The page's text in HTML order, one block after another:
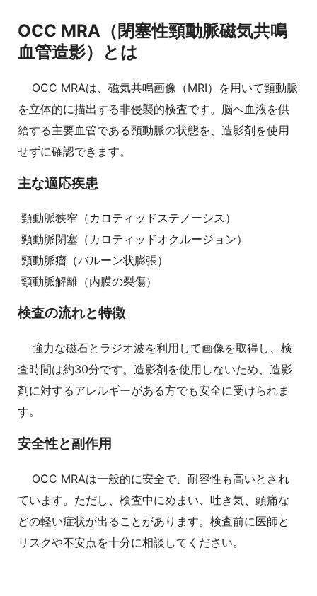
OCC MRA（閉塞性頸動脈磁気共鳴
血管造影）とは
OCC MRAは、磁気共鳴画像（MRI）を用いて頸動脈
を立体的に描出する非侵襲的検査です。脳へ血液を供
給する主要血管である頸動脈の状態を、造影剤を使用
せずに確認できます。
主な適応疾患
頸動脈狭窄（カロティッドステノーシス）
頸動脈閉塞（カロティッドオクルージョン）
頸動脈瘤（バルーン状膨張）
頸動脈解離（内膜の裂傷）
検査の流れと特徴
強力な磁石とラジオ波を利用して画像を取得し、検
査時間は約30分です。造影剤を使用しないため、造影
剤に対するアレルギーがある方でも安全に受けられま
す。
安全性と副作用
OCC MRAは一般的に安全で、耐容性も高いとされ
ています。ただし、検査中にめまい、吐き気、頭痛な
どの軽い症状が出ることがあります。検査前に医師と
リスクや不安点を十分に相談してください。